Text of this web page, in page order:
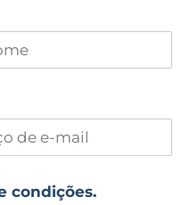
condições.